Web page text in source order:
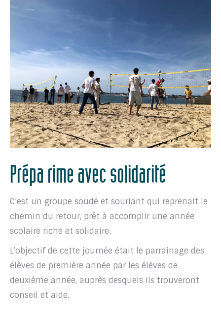
Prépa rime avec solidarité
C’est un groupe soudé et souriant qui reprenait le
chemin du retour, prêt à accomplir une année
scolaire riche et solidaire.
L’objectif de cette journée était le parrainage des
élèves de première année par les élèves de
deuxième année, auprès desquels ils trouveront
conseil et aide.